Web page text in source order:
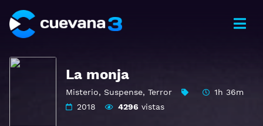
La monja
Misterio, Suspense, Terror
1h 36m
2018
4296 vistas